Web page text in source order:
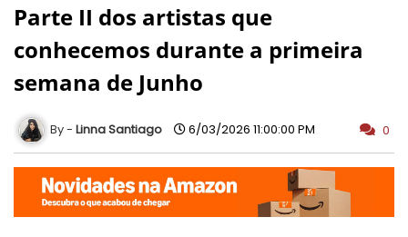
Parte II dos artistas que
conhecemos durante a primeira
semana de Junho
Linna Santiago 6/03/2026 11:00:00 PM 0